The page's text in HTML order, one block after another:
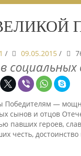
/ 09.05.2015 /
социальных
Победителям —
сынов и отцов
павших героев,
честь,